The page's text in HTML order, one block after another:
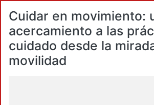
Cuidar en movimiento:
acercamiento a las
cuidado desde la
movilidad